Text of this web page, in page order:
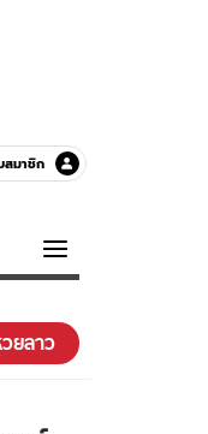
สมาชิก
ยลาว